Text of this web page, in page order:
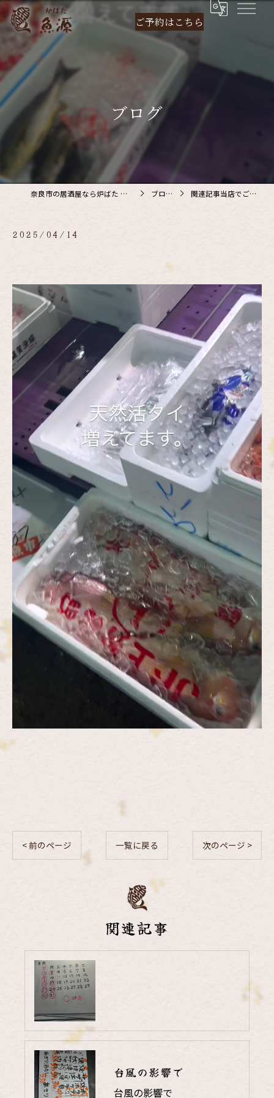
ご予約はこちら
ブログ
奈良市の居酒屋なら炉ばた 魚源 ブログ 関連記事当店でご利…
2025/04/14
< 前のページ 一覧に戻る 次のページ >
関連記事
台風の影響で
台風の影響で